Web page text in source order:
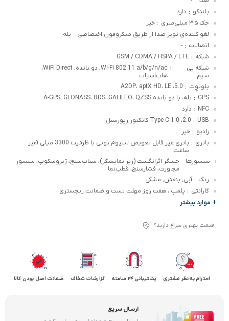
بلندگو : دارد
جک ۳.۵ میلی‌متری
: خیر
لغو کننده‌ی نویز صدا از طریق میکروفون اختصاصی : بله
اتصالات :
-
شبکه :
GSM / CDMA / HSPA / LTE
شبکه بی
سیم
:
Wi-Fi 802.11 a/b/g/n/ac، دو بانده، WiFi Direct،
هات‌اسپات
بلوتوٍث : 5.0، A2DP، aptX HD، LE
GPS
: بله، با دو بانده A-GPS، GLONASS، BDS، GALILEO، QZSS
NFC
: دارد
USB
: 2.0، Type-C 1.0 کانکتور ریورسبل
رادیو : خیر
باتری :
باتری غیر قابل تعویض لیتیوم یونی با ظرفیت 3300 میلی آمپر
ساعت
سنسورها : حسگر اثرانگشت (زیر نمایشگر)، شتاب‌سنج، ژیروسکوپ، سنسور
مجاورت، فشارسنج، قطب‌نما
رنگ : آبی, بنفش, مشکی
گارانتی : پلمپ ، هفت روز مهلت تست و ضمانت ریجستری
+ موارد بیشتر
قیمت بهتری سراغ دارید؟
احترام به نظر مشتری پشتیبانی 24 ساعته گزارشات شفاف ضمانت اصل بودن کالا
ارسال سریع